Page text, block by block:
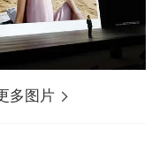
多图片